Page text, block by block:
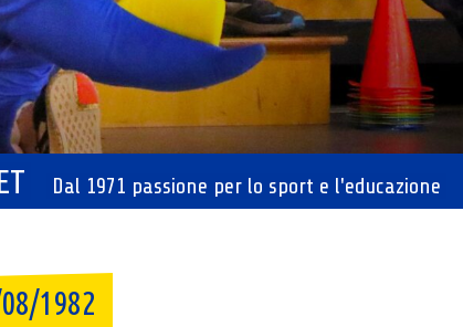
Dal 1971 passione per lo sport e l'educazione
1982